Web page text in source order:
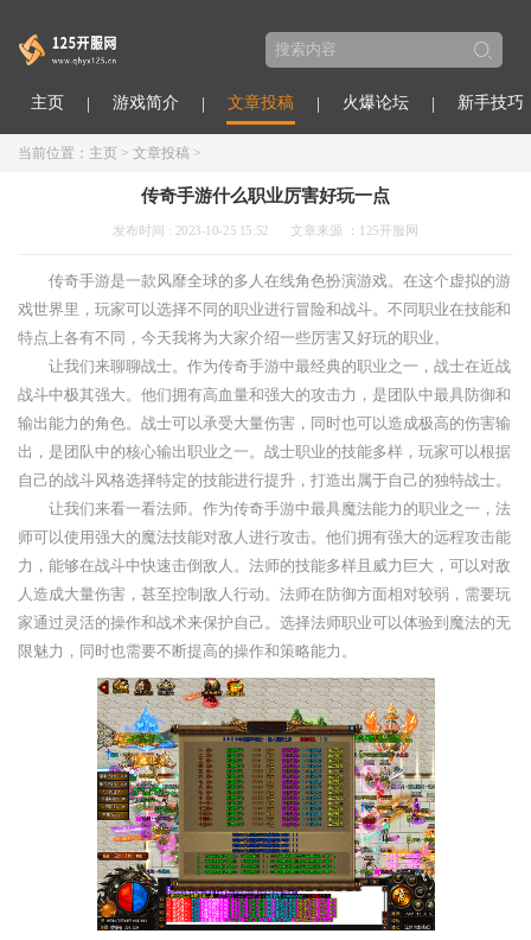
主页 游戏简介 文章投稿 火爆论坛 新手技巧
当前位置： 主页 > 文章投稿 >
传奇手游什么职业厉害好玩一点
发布时间 : 2023-10-25 15:52 文章来源 ：125开服网
传奇手游是一款风靡全球的多人在线角色扮演游戏。在这个虚拟的游
戏世界里，玩家可以选择不同的职业进行冒险和战斗。不同职业在技能和
特点上各有不同，今天我将为大家介绍一些厉害又好玩的职业。
让我们来聊聊战士。作为传奇手游中最经典的职业之一，战士在近战
战斗中极其强大。他们拥有高血量和强大的攻击力，是团队中最具防御和
输出能力的角色。战士可以承受大量伤害，同时也可以造成极高的伤害输
出，是团队中的核心输出职业之一。战士职业的技能多样，玩家可以根据
自己的战斗风格选择特定的技能进行提升，打造出属于自己的独特战士。
让我们来看一看法师。作为传奇手游中最具魔法能力的职业之一，法
师可以使用强大的魔法技能对敌人进行攻击。他们拥有强大的远程攻击能
力，能够在战斗中快速击倒敌人。法师的技能多样且威力巨大，可以对敌
人造成大量伤害，甚至控制敌人行动。法师在防御方面相对较弱，需要玩
家通过灵活的操作和战术来保护自己。选择法师职业可以体验到魔法的无
限魅力，同时也需要不断提高的操作和策略能力。